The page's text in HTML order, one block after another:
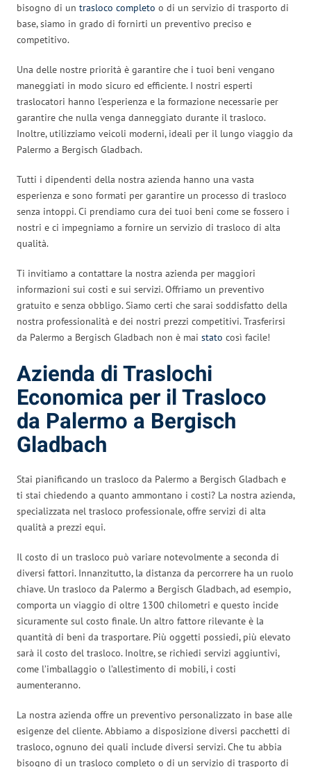
bisogno di un trasloco completo o di un servizio di trasporto di
base, siamo in grado di fornirti un preventivo preciso e
competitivo.
Una delle nostre priorità è garantire che i tuoi beni vengano
maneggiati in modo sicuro ed efficiente. I nostri esperti
traslocatori hanno l’esperienza e la formazione necessarie per
garantire che nulla venga danneggiato durante il trasloco.
Inoltre, utilizziamo veicoli moderni, ideali per il lungo viaggio da
Palermo a Bergisch Gladbach.
Tutti i dipendenti della nostra azienda hanno una vasta
esperienza e sono formati per garantire un processo di trasloco
senza intoppi. Ci prendiamo cura dei tuoi beni come se fossero i
nostri e ci impegniamo a fornire un servizio di trasloco di alta
qualità.
Ti invitiamo a contattare la nostra azienda per maggiori
informazioni sui costi e sui servizi. Offriamo un preventivo
gratuito e senza obbligo. Siamo certi che sarai soddisfatto della
nostra professionalità e dei nostri prezzi competitivi. Trasferirsi
da Palermo a Bergisch Gladbach non è mai stato così facile!
Azienda di Traslochi
Economica per il Trasloco
da Palermo a Bergisch
Gladbach
Stai pianificando un trasloco da Palermo a Bergisch Gladbach e
ti stai chiedendo a quanto ammontano i costi? La nostra azienda,
specializzata nel trasloco professionale, offre servizi di alta
qualità a prezzi equi.
Il costo di un trasloco può variare notevolmente a seconda di
diversi fattori. Innanzitutto, la distanza da percorrere ha un ruolo
chiave. Un trasloco da Palermo a Bergisch Gladbach, ad esempio,
comporta un viaggio di oltre 1300 chilometri e questo incide
sicuramente sul costo finale. Un altro fattore rilevante è la
quantità di beni da trasportare. Più oggetti possiedi, più elevato
sarà il costo del trasloco. Inoltre, se richiedi servizi aggiuntivi,
come l’imballaggio o l’allestimento di mobili, i costi
aumenteranno.
La nostra azienda offre un preventivo personalizzato in base alle
esigenze del cliente. Abbiamo a disposizione diversi pacchetti di
trasloco, ognuno dei quali include diversi servizi. Che tu abbia
bisogno di un trasloco completo o di un servizio di trasporto di